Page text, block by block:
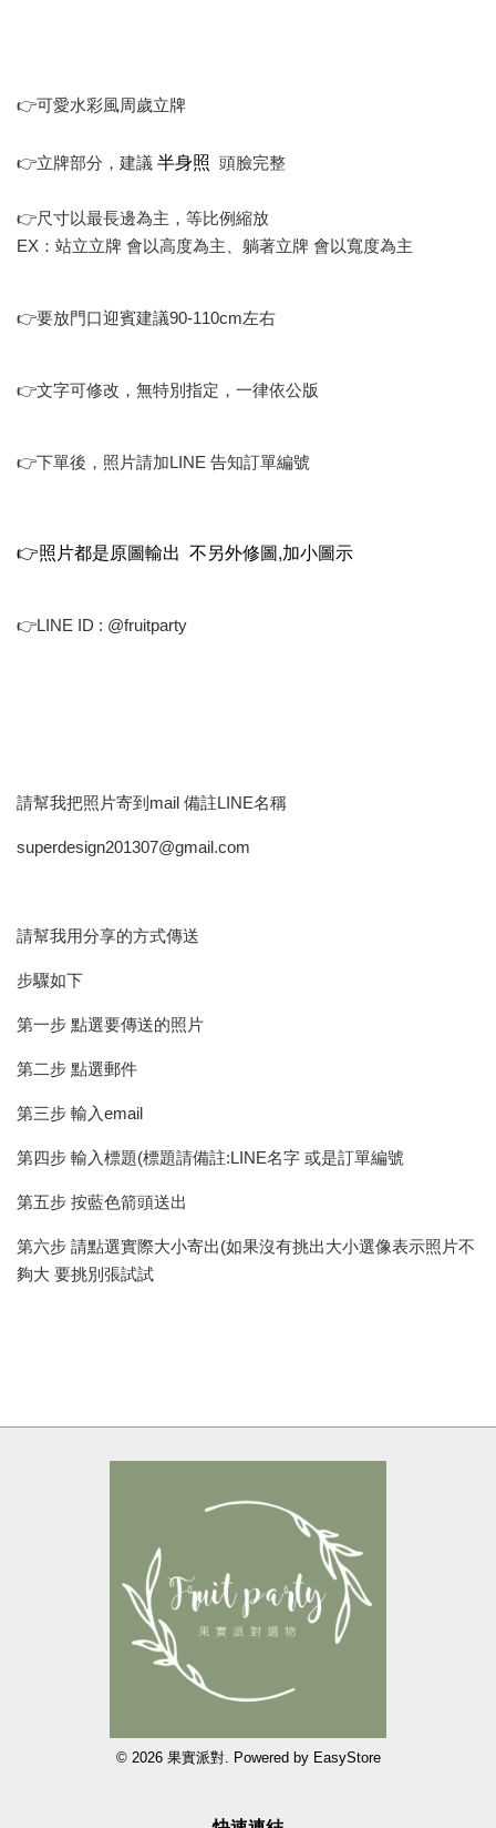
👉可愛水彩風周歲立牌
👉立牌部分，建議 半身照 頭臉完整
👉尺寸以最長邊為主，等比例縮放
EX：站立立牌 會以高度為主、躺著立牌 會以寬度為主
👉要放門口迎賓建議90-110cm左右
👉文字可修改，無特別指定，一律依公版
👉下單後，照片請加LINE 告知訂單編號
👉照片都是原圖輸出 不另外修圖,加小圖示
👉LINE ID : @fruitparty
請幫我把照片寄到mail 備註LINE名稱
superdesign201307@gmail.com
請幫我用分享的方式傳送
步驟如下
第一步 點選要傳送的照片
第二步 點選郵件
第三步 輸入email
第四步 輸入標題(標題請備註:LINE名字 或是訂單編號
第五步 按藍色箭頭送出
第六步 請點選實際大小寄出(如果沒有挑出大小選像表示照片不
夠大 要挑別張試試
© 2026 果實派對. Powered by EasyStore